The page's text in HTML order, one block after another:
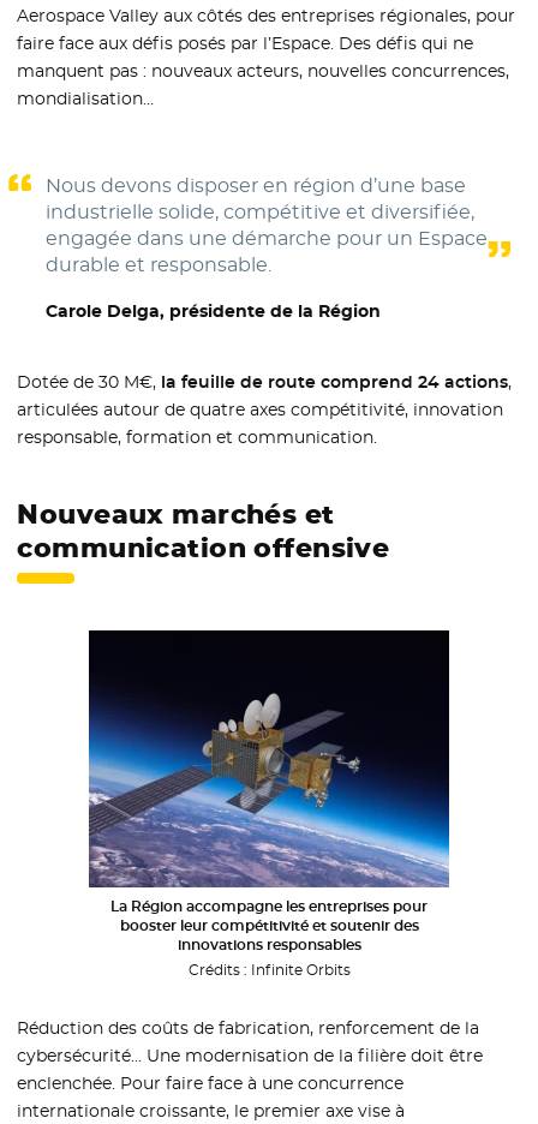
Aerospace Valley aux côtés des entreprises régionales, pour
faire face aux défis posés par l’Espace. Des défis qui ne
manquent pas : nouveaux acteurs, nouvelles concurrences,
mondialisation…
Nous devons disposer en région d’une base
industrielle solide, compétitive et diversifiée,
engagée dans une démarche pour un Espace
durable et responsable.
Carole Delga, présidente de la Région
Dotée de 30 M€, la feuille de route comprend 24 actions,
articulées autour de quatre axes compétitivité, innovation
responsable, formation et communication.
Nouveaux marchés et
communication offensive
La Région accompagne les entreprises pour
booster leur compétitivité et soutenir des
innovations responsables
Crédits :
Infinite Orbits
Réduction des coûts de fabrication, renforcement de la
cybersécurité… Une modernisation de la filière doit être
enclenchée. Pour faire face à une concurrence
internationale croissante, le premier axe vise à